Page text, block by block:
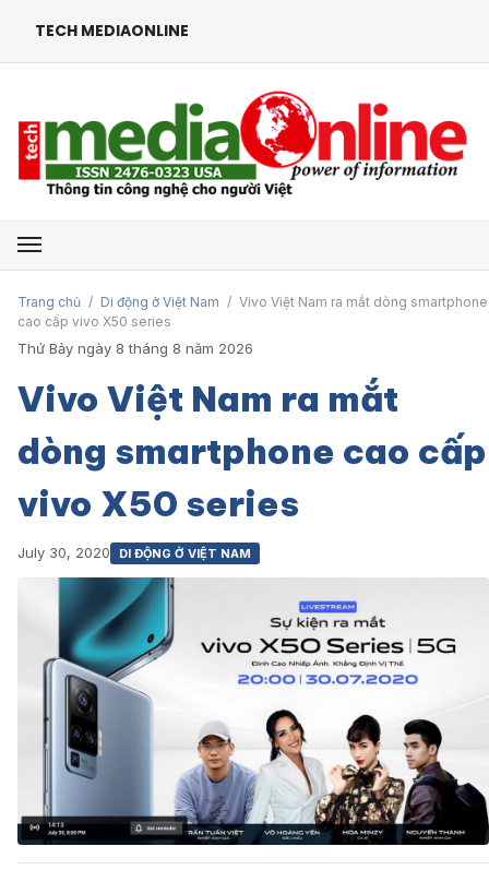
TECH MEDIAONLINE
Mở menu
Trang chủ / Di động ở Việt Nam / Vivo Việt Nam ra mắt dòng smartphone
cao cấp vivo X50 series
Thứ Bảy ngày 8 tháng 8 năm 2026
Vivo Việt Nam ra mắt
dòng smartphone cao cấp
vivo X50 series
July 30, 2020 DI ĐỘNG Ở VIỆT NAM